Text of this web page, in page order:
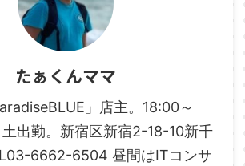
たぁくんママ
」店主。18:00～
出勤。新宿区新宿2-18-10新千
6662-6504 昼間はITコンサ